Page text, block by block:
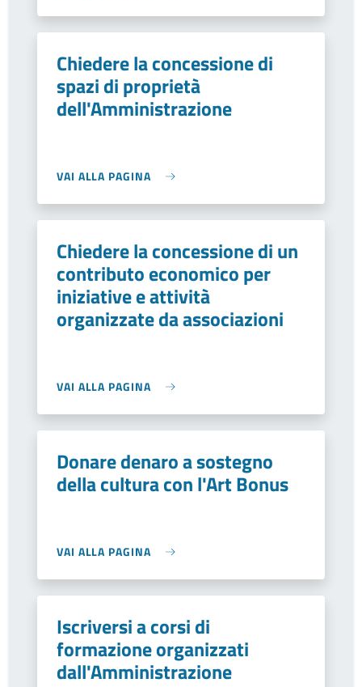
Chiedere la concessione di
spazi di proprietà
dell'Amministrazione
VAI ALLA PAGINA
Chiedere la concessione di un
contributo economico per
iniziative e attività
organizzate da associazioni
VAI ALLA PAGINA
Donare denaro a sostegno
della cultura con l'Art Bonus
VAI ALLA PAGINA
Iscriversi a corsi di
formazione organizzati
dall'Amministrazione